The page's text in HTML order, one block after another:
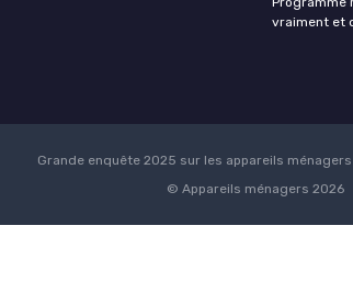
vraiment et
Grande enquête 2025 sur les appareils ménagers
© Appareils ménagers 2026